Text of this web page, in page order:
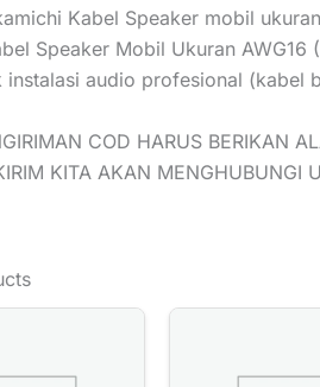
Kabel Speaker mobil
Speaker Mobil Ukuran AWG16
instalasi audio profesional
COD HARUS BERIKAN
KITA AKAN MENGHUBUNGI